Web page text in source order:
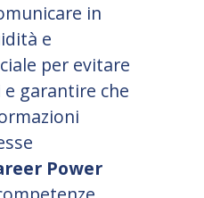
in
e
per evitare
garantire che
Power